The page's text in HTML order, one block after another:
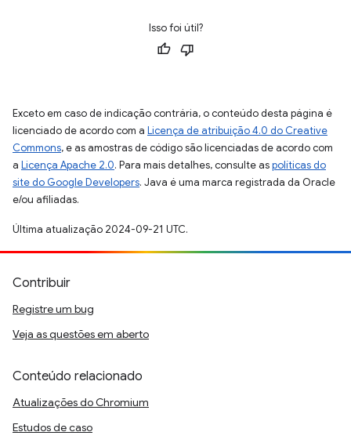
Isso foi útil?
Exceto em caso de indicação contrária, o conteúdo desta página é
licenciado de acordo com a Licença de atribuição 4.0 do Creative
Commons, e as amostras de código são licenciadas de acordo com
a Licença Apache 2.0. Para mais detalhes, consulte aspolíticas do
site do Google Developers. Java é uma marca registrada da Oracle
e/ou afiliadas.
Última atualização 2024-09-21 UTC.
Contribuir
Registre um bug
Veja as questões em aberto
Conteúdo relacionado
Atualizações do Chromium
Estudos de caso